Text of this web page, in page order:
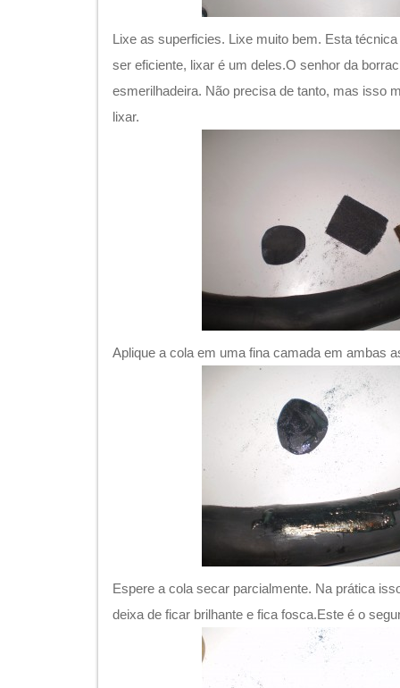
Lixe as superficies. Lixe muito bem. Esta
ser eficiente, lixar é um deles.O senhor da
esmerilhadeira. Não precisa de tanto, mas isso
lixar.
Aplique a cola em uma fina camada em ambas
Espere a cola secar parcialmente. Na prática
deixa de ficar brilhante e fica fosca.Este é o